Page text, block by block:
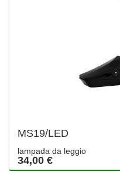
MS19/LED
lampada da leggio
34,00 €